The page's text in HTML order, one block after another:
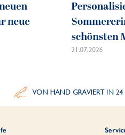
neue
schönsten
21.07.2026
VON HAND GRAVIERT IN 24